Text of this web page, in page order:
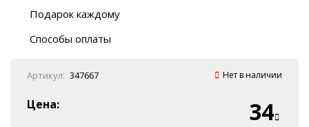
Автобусы (по ЮФО)
“BlaBlaCar” (по ЮФО)
Подарок каждому
Способы оплаты
Наличные
Эквайринг
Артикул: 347667 Нет в наличии
Цена: 34